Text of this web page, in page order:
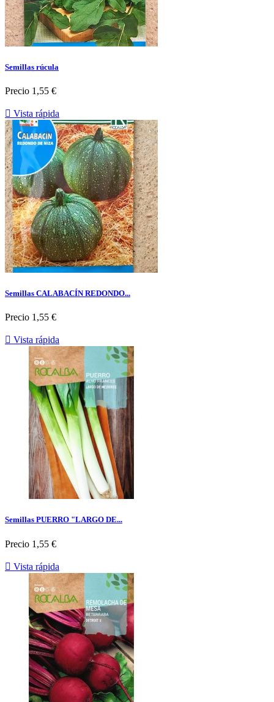
Semillas rúcula
Precio 1,55 €
 Vista rápida
Semillas CALABACÍN REDONDO...
Precio 1,55 €
 Vista rápida
Semillas PUERRO "LARGO DE...
Precio 1,55 €
 Vista rápida